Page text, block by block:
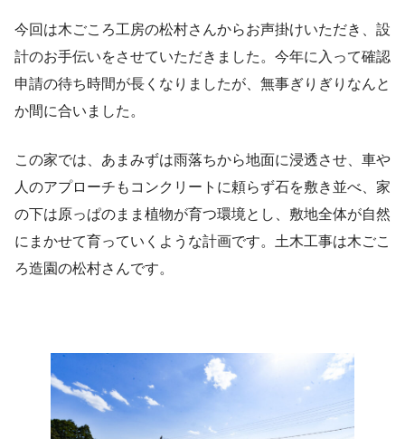
今回は木ごころ工房の松村さんからお声掛けいただき、設
計のお手伝いをさせていただきました。今年に入って確認
申請の待ち時間が長くなりましたが、無事ぎりぎりなんと
か間に合いました。
この家では、あまみずは雨落ちから地面に浸透させ、車や
人のアプローチもコンクリートに頼らず石を敷き並べ、家
の下は原っぱのまま植物が育つ環境とし、敷地全体が自然
にまかせて育っていくような計画です。土木工事は木ごこ
ろ造園の松村さんです。